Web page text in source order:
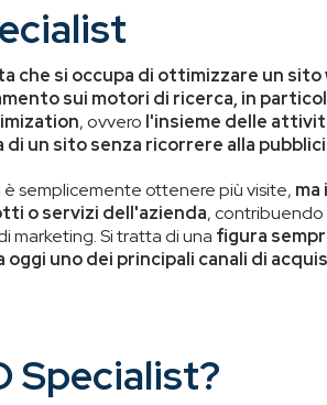
che si occupa di ottimizzare un sito
sui motori di ricerca, in
, ovvero l'insieme delle
un sito senza ricorrere alla
semplicemente ottenere più visite,
o servizi dell'azienda, contribuendo
marketing. Si tratta di una figura
uno dei principali canali di
Specialist?